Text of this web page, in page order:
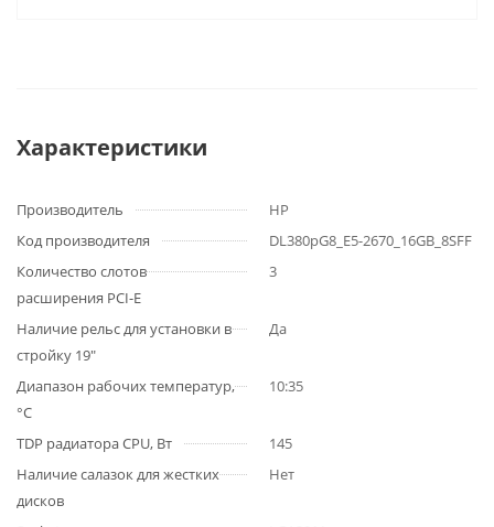
Характеристики
Производитель
HP
Код производителя
DL380pG8_E5-2670_16GB_8SFF
Количество слотов
расширения PCI-E
3
Наличие рельс для установки в
стройку 19"
Да
Диапазон рабочих температур,
°C
10:35
TDP радиатора CPU, Вт
145
Наличие салазок для жестких
дисков
Нет